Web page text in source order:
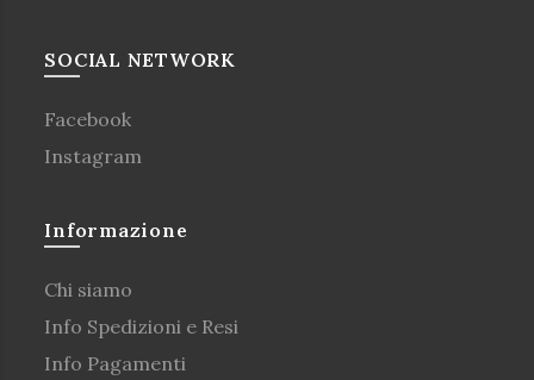
SOCIAL NETWORK
Facebook
Instagram
Informazione
Chi siamo
Info Spedizioni e Resi
Info Pagamenti